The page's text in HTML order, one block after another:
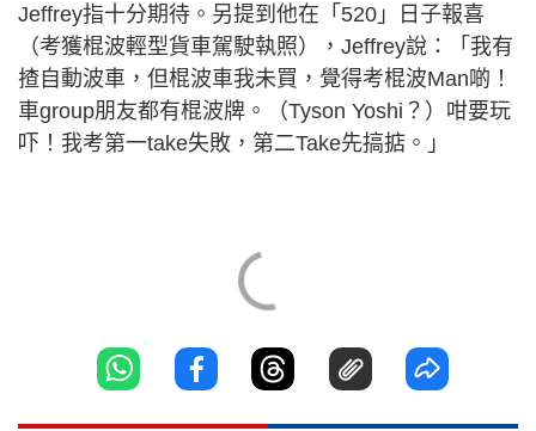
Jeffrey指十分期待。另提到他在「520」日子報喜
（考獲棍波輕型貨車駕駛執照），Jeffrey說：「我有
揸自動波車，但棍波車我未買，覺得考棍波Man啲！
車group朋友都有棍波牌。（Tyson Yoshi？）咁要玩
吓！我考第一take失敗，第二Take先搞掂。」